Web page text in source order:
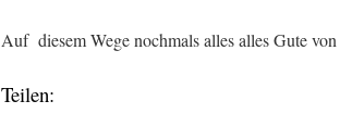
Auf diesem Wege nochmals alles alles Gute
Teilen: